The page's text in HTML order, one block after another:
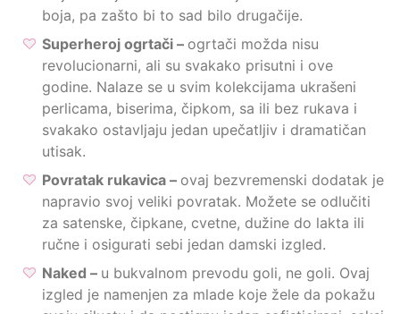
boja, pa zašto bi to sad bilo drugačije.
Superheroj ogrtači – ogrtači možda nisu
revolucionarni, ali su svakako prisutni i ove
godine. Nalaze se u svim kolekcijama ukrašeni
perlicama, biserima, čipkom, sa ili bez rukava i
svakako ostavljaju jedan upečatljiv i dramatičan
utisak.
Povratak rukavica – ovaj bezvremenski dodatak je
napravio svoj veliki povratak. Možete se odlučiti
za satenske, čipkane, cvetne, dužine do lakta ili
ručne i osigurati sebi jedan damski izgled.
Naked – u bukvalnom prevodu goli, ne goli. Ovaj
izgled je namenjen za mlade koje žele da pokažu